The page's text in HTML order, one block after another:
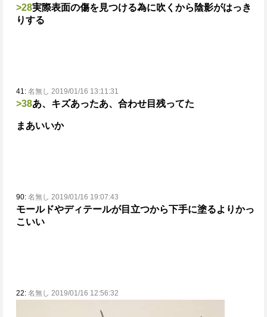
>28実際表面の傷を見つける為に吹くから陰影がはっき
りする
41: 名無し 2019/01/16 13:11:31
>38あ、キズあったあ、合わせ目残ってた
まあいいか
90: 名無し 2019/01/16 19:07:43
モールドやディテールが目立つから下手に塗るよりかっ
こいい
22: 名無し 2019/01/16 12:56:32